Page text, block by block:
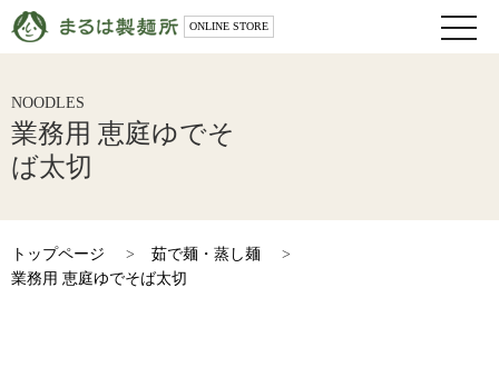
ONLINE STORE
toggle
NOODLES
業務用 恵庭ゆでそ
ば太切
トップページ > 茹で麺・蒸し麺
>
業務用 恵庭ゆでそば太切